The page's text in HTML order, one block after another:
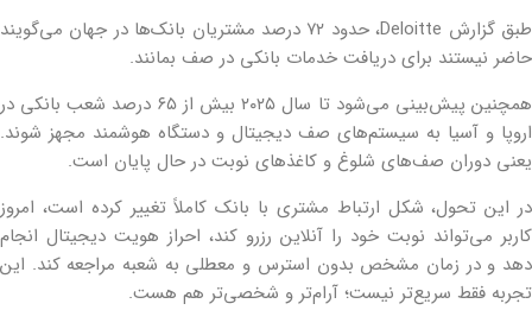
طبق گزارش Deloitte، حدود ۷۲ درصد مشتریان بانک‌ها در جهان می‌گویند
حاضر نیستند برای دریافت خدمات بانکی در صف بمانند.
همچنین پیش‌بینی می‌شود تا سال ۲۰۲۵ بیش از ۶۵ درصد شعب بانکی در
اروپا و آسیا به سیستم‌های صف دیجیتال و دستگاه هوشمند مجهز شوند.
یعنی دوران صف‌های شلوغ و کاغذهای نوبت در حال پایان است.
در این تحول، شکل ارتباط مشتری با بانک کاملاً تغییر کرده است، امروز
کاربر می‌تواند نوبت خود را آنلاین رزرو کند، احراز هویت دیجیتال انجام
دهد و در زمان مشخص بدون استرس و معطلی به شعبه مراجعه کند. این
تجربه فقط سریع‌تر نیست؛ آرام‌تر و شخصی‌تر هم هست.